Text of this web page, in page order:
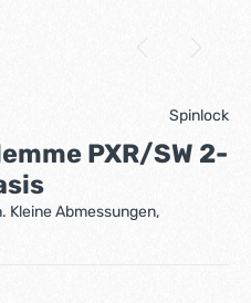
0 von 5 Sternen
Spinlock
PXR/SW 2-
Kleine Abmessungen,